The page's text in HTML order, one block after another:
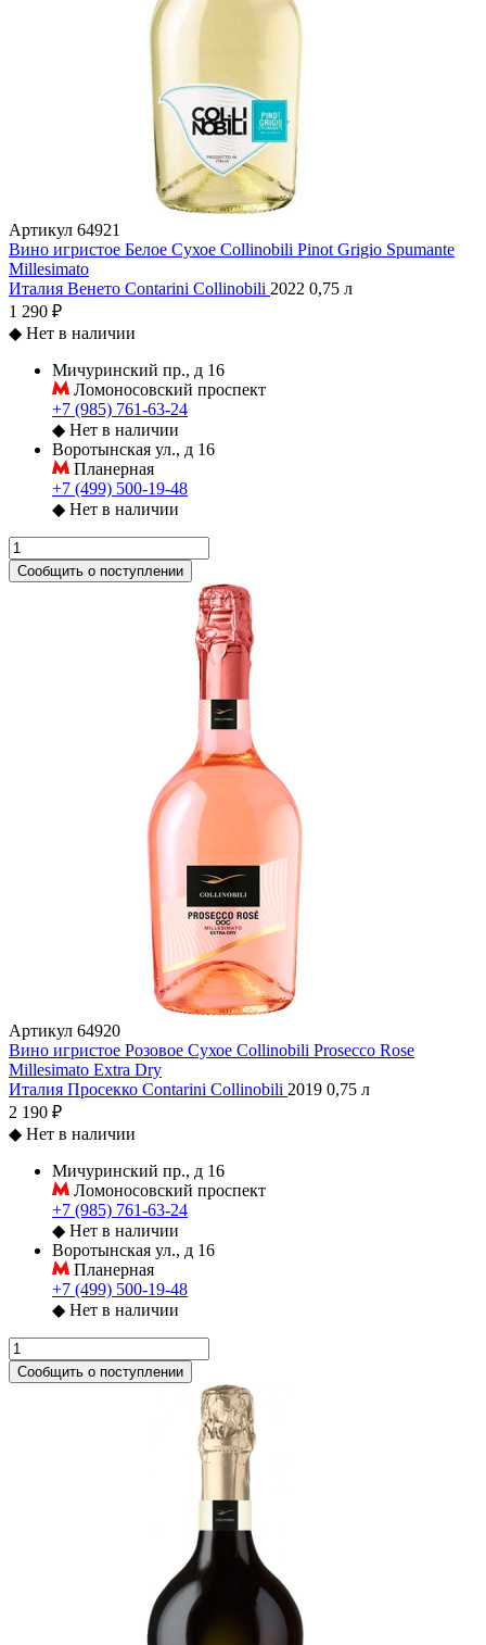
Артикул 64921
Вино игристое Белое Сухое Collinobili Pinot Grigio Spumante
Millesimato
Италия Венето Contarini Collinobili 2022 0,75 л
1 290 ₽
◆ Нет в наличии
Мичуринский пр., д 16
Ломоносовский проспект
+7 (985) 761-63-24
◆ Нет в наличии
Воротынская ул., д 16
Планерная
+7 (499) 500-19-48
◆ Нет в наличии
Сообщить о поступлении
Артикул 64920
Вино игристое Розовое Сухое Collinobili Prosecco Rose
Millesimato Extra Dry
Италия Просекко Contarini Collinobili 2019 0,75 л
2 190 ₽
◆ Нет в наличии
Мичуринский пр., д 16
Ломоносовский проспект
+7 (985) 761-63-24
◆ Нет в наличии
Воротынская ул., д 16
Планерная
+7 (499) 500-19-48
◆ Нет в наличии
Сообщить о поступлении